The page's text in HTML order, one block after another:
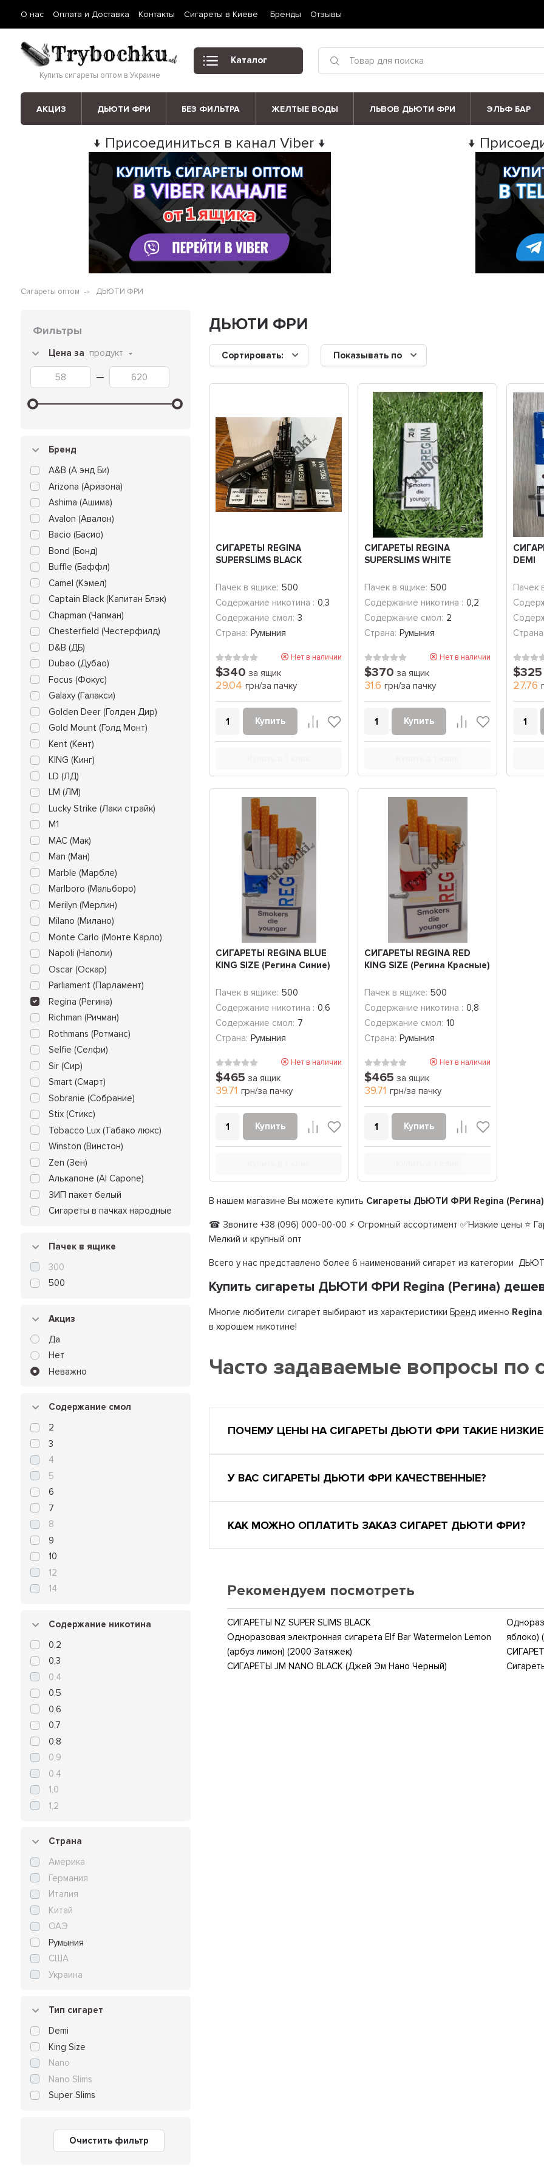
О нас Оплата и Доставка Контакты Сигареты в Киеве Бренды Отзывы
Купить сигареты оптом в Украине
Каталог
АКЦИЗ ДЬЮТИ ФРИ БЕЗ ФИЛЬТРА ЖЕЛТЫЕ ВОДЫ ЛЬВОВ ДЬЮТИ ФРИ ЭЛЬФ БАР
↓ Присоединиться в канал Viber ↓ ↓
Сигареты оптом ДЬЮТИ ФРИ
Фильтры
Цена за продукт
—
Бренд
A&B (А энд Би)
Arizona (Аризона)
Ashima (Ашима)
Avalon (Авалон)
Bacio (Басио)
Bond (Бонд)
Buffle (Баффл)
Camel (Кэмел)
Captain Black (Капитан Блэк)
Chapman (Чапман)
Chesterfield (Честерфилд)
D&B (ДБ)
Dubao (Дубао)
Focus (Фокус)
Galaxy (Галакси)
Golden Deer (Голден Дир)
Gold Mount (Голд Монт)
Kent (Кент)
KING (Кинг)
LD (ЛД)
LM (ЛМ)
Lucky Strike (Лаки страйк)
M1
MAC (Мак)
Man (Ман)
Marble (Марбле)
Marlboro (Мальборо)
Merilyn (Мерлин)
Milano (Милано)
Monte Carlo (Монте Карло)
Napoli (Наполи)
Oscar (Оскар)
Parliament (Парламент)
Regina (Регина)
Richman (Ричман)
Rothmans (Ротманс)
Selfie (Селфи)
Sir (Сир)
Smart (Смарт)
Sobranie (Собрание)
Stix (Стикс)
Tobacco Lux (Табако люкс)
Winston (Винстон)
Zen (Зен)
Алькапоне (Al Capone)
ЗИП пакет белый
Сигареты в пачках народные
Пачек в ящике
300
500
Акциз
Да
Нет
Неважно
Содержание смол
2
3
4
5
6
7
8
9
10
12
14
Содержание никотина
0,2
0,3
0,4
0,5
0,6
0,7
0,8
0,9
0.4
1,0
1,2
Страна
Америка
Германия
Италия
Китай
ОАЭ
Румыния
США
Украина
Тип сигарет
Demi
King Size
Nano
Nano Slims
Super Slims
Очистить фильтр
ДЬЮТИ ФРИ
Сортировать: Показывать по
СИГАРЕТЫ REGINA
SUPERSLIMS BLACK
Пачек в ящике: 500
Содержание никотина : 0,3
Содержание смол: 3
Страна: Румыния
Нет в наличии
$340 за ящик
29.04 грн/за пачку
Купить
СИГАРЕТЫ REGINA
SUPERSLIMS WHITE
Пачек в ящике: 500
Содержание никотина : 0,2
Содержание смол: 2
Страна: Румыния
Нет в наличии
$370 за ящик
31.6 грн/за пачку
Купить
DEMI
Пачек
$325
27.76
СИГАРЕТЫ REGINA BLUE
KING SIZE (Регина Синие)
Пачек в ящике: 500
Содержание никотина : 0,6
Содержание смол: 7
Страна: Румыния
Нет в наличии
$465 за ящик
39.71 грн/за пачку
Купить
СИГАРЕТЫ REGINA RED
KING SIZE (Регина Красные)
Пачек в ящике: 500
Содержание никотина : 0,8
Содержание смол: 10
Страна: Румыния
Нет в наличии
$465 за ящик
39.71 грн/за пачку
Купить
В нашем магазине Вы можете купить Сигареты ДЬЮТИ ФРИ Regina
☎ Звоните +38 (096) 000-00-00 ⚡ Огромный ассортимент ✅Низкие цены ⭐
Мелкий и крупный опт
Всего у нас представлено более 6 наименований сигарет из категории
Купить сигареты ДЬЮТИ ФРИ Regina (Регина)
Многие любители сигарет выбирают из характеристикиБренд именно
в хорошем никотине!
Часто задаваемые вопросы
ПОЧЕМУ ЦЕНЫ НА СИГАРЕТЫ ДЬЮТИ ФРИ ТАКИЕ
У ВАС СИГАРЕТЫ ДЬЮТИ ФРИ КАЧЕСТВЕННЫЕ?
КАК МОЖНО ОПЛАТИТЬ ЗАКАЗ СИГАРЕТ ДЬЮТИ ФРИ?
Рекомендуем посмотреть
СИГАРЕТЫ NZ SUPER SLIMS BLACK
Одноразовая электронная сигарета Elf Bar Watermelon Lemon
(арбуз лимон) (2000 Затяжек)
СИГАРЕТЫ JM NANO BLACK (Джей Эм Нано Черный)
яблоко)